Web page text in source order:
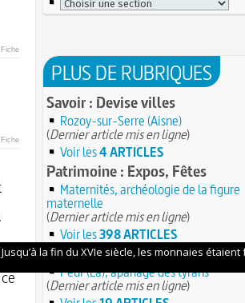
Fiche
Fiche
Fiche
PLUS DE RUBRIQUES
Savoir : Devise villes
Rozoy-sur-Serre (Aisne)
(Dernier article mis en ligne)
Voir les4 ARTICLES
Patrimoine : Expos, Fêtes
Maternités, archéologie de la figure
maternelle
(Dernier article mis en ligne)
Voir les398 ARTICLES
Le saviez-vous ?
Peur (La), apanage des tyrans
(Dernier article mis en ligne)